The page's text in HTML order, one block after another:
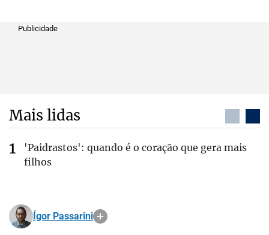
Publicidade
Mais lidas
'Paidrastos': quando é o coração que gera mais
filhos
Ígor Passarini